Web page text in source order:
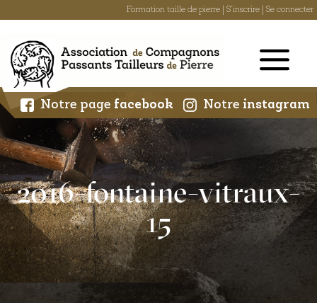
Formation taille de pierre S'inscrire Se connecter
content
Notre page facebook Notre instagram
2016-fontaine-vitraux-
15